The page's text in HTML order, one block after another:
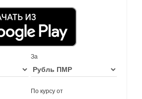
За
По курсу от